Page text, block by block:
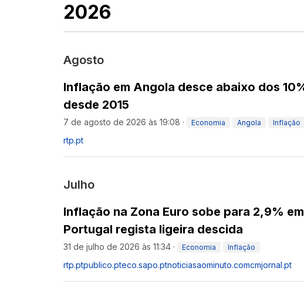
2026
Agosto
Inflação em Angola desce abaixo dos
desde 2015
7 de agosto de 2026 às 19:08 · Economia Angola Inflação
rtp.pt
Julho
Inflação na Zona Euro sobe para 2,9%
Portugal regista ligeira descida
31 de julho de 2026 às 11:34 · Economia Inflação
rtp.ptpublico.pteco.sapo.ptnoticiasaominuto.comcmjornal.pt